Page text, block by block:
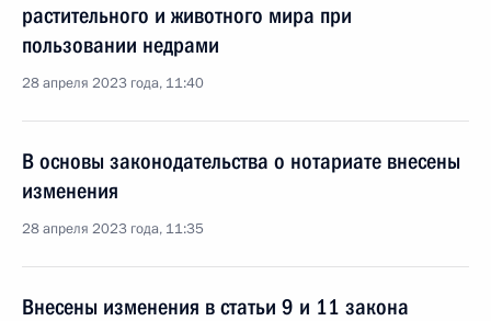
растительного и животного мира при
пользовании недрами
28 апреля 2023 года, 11:40
В основы законодательства о нотариате внесены
изменения
28 апреля 2023 года, 11:35
Внесены изменения в статьи 9 и 11 закона